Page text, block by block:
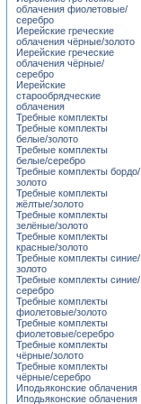
облачения фиолетовые/
серебро
Иерейские греческие
облачения чёрные/золото
Иерейские греческие
облачения чёрные/
серебро
Иерейские
старообрядческие
облачения
Требные комплекты
Требные комплекты
белые/золото
Требные комплекты
белые/серебро
Требные комплекты бордо/
золото
Требные комплекты
жёлтые/золото
Требные комплекты
зелёные/золото
Требные комплекты
красные/золото
Требные комплекты синие/
золото
Требные комплекты синие/
серебро
Требные комплекты
фиолетовые/золото
Требные комплекты
фиолетовые/серебро
Требные комплекты
чёрные/золото
Требные комплекты
чёрные/серебро
Иподьяконские облачения
Иподьяконские облачения